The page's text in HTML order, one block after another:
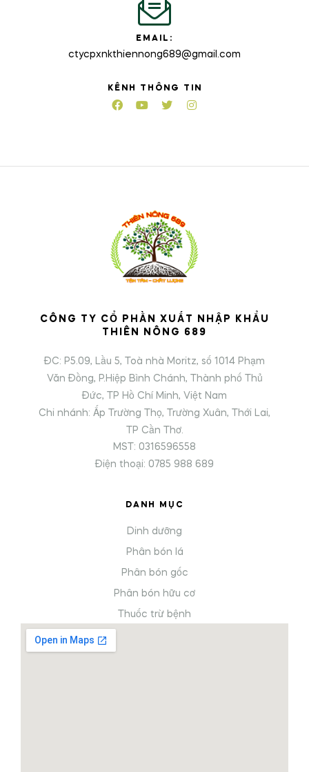
EMAIL:
ctycpxnkthiennong689@gmail.com
KÊNH THÔNG TIN
CÔNG TY CỔ PHẦN XUẤT NHẬP KHẨU
THIÊN NÔNG 689
ĐC: P5.09, Lầu 5, Toà nhà Moritz, số 1014 Phạm
Văn Đồng, P.Hiệp Bình Chánh, Thành phố Thủ
Đức, TP Hồ Chí Minh, Việt Nam
Chi nhánh: Ấp Trường Thọ, Trường Xuân, Thới Lai,
TP Cần Thơ.
MST: 0316596558
Điện thoại: 0785 988 689
DANH MỤC
Dinh dưỡng
Phân bón lá
Phân bón gốc
Phân bón hữu cơ
Thuốc trừ bệnh